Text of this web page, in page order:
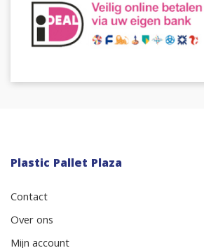
Plastic Pallet Plaza
Contact
Over ons
Mijn account